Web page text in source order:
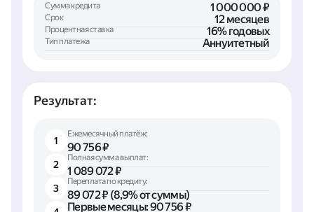
Сумма кредита 1 000 000 ₽
Срок 12 месяцев
Процентная ставка 16% годовых
Тип платежа Аннуитетный
Результат:
1
Ежемесячный платёж:
90 756 ₽
2
Полная сумма выплат:
1 089 072 ₽
3
Переплата по кредиту:
89 072 ₽ (8,9% от суммы)
Первые месяцы: 90 756 ₽